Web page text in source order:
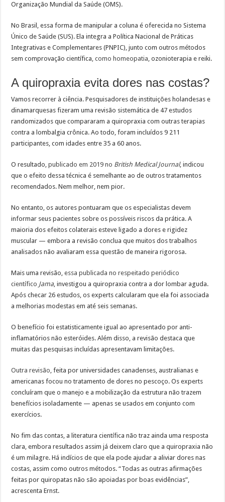
Organização Mundial da Saúde (OMS).
No Brasil, essa forma de manipular a coluna é oferecida no Sistema
Único de Saúde (SUS). Ela integra a Política Nacional de Práticas
Integrativas e Complementares (PNPIC), junto com outros métodos
sem comprovação científica,como homeopatia, ozonioterapia e reiki.
A quiropraxia evita dores nas costas?
Vamos recorrer à ciência. Pesquisadores de instituições holandesas e
dinamarquesas fizeram uma revisão sistemática de 47 estudos
randomizados que compararam a quiropraxia com outras terapias
contra a lombalgia crônica. Ao todo, foram incluídos 9 211
participantes, com idades entre 35 a 60 anos.
O resultado,publicado em 2019 no British Medical Journal, indicou
que o efeito dessa técnica é semelhante ao de outros tratamentos
recomendados. Nem melhor, nem pior.
No entanto, os autores pontuaram que os especialistas devem
informar seus pacientes sobre os possíveis riscos da prática. A
maioria dos efeitos colaterais esteve ligado a dores e rigidez
muscular — embora a revisão conclua que muitos dos trabalhos
analisados não avaliaram essa questão de maneira rigorosa.
Mais uma revisão,essa publicada no respeitado periódico
científico Jama, investigou a quiropraxia contra a dor lombar aguda.
Após checar 26 estudos, os experts calcularam que ela foi associada
a melhorias modestas em até seis semanas.
O benefício foi estatisticamente igual ao apresentado por anti-
inflamatórios não esteróides. Além disso, a revisão destaca que
muitas das pesquisas incluídas apresentavam limitações.
Outra revisão, feita por universidades canadenses, australianas e
americanas focou no tratamento de dores no pescoço. Os experts
concluíram que o manejo e a mobilização da estrutura não trazem
benefícios isoladamente — apenas se usados em conjunto com
exercícios.
No fim das contas, a literatura científica não traz ainda uma resposta
clara, embora resultados assim já deixem claro que a quiropraxia não
é um milagre. Há indícios de que ela pode ajudar a aliviar dores nas
costas, assim como outros métodos. “Todas as outras afirmações
feitas por quiropatas não são apoiadas por boas evidências”,
acrescenta Ernst.